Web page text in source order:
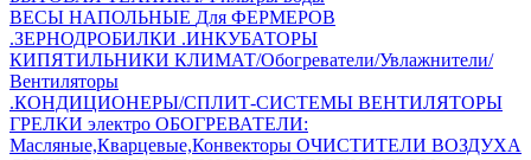
ВЕСЫ НАПОЛЬНЫЕ Для ФЕРМЕРОВ
.ЗЕРНОДРОБИЛКИ .ИНКУБАТОРЫ
КИПЯТИЛЬНИКИ КЛИМАТ/Обогреватели/Увлажнители/
Вентиляторы
.КОНДИЦИОНЕРЫ/СПЛИТ-СИСТЕМЫ ВЕНТИЛЯТОРЫ
ГРЕЛКИ электро ОБОГРЕВАТЕЛИ:
Масляные,Кварцевые,Конвекторы ОЧИСТИТЕЛИ ВОЗДУХА